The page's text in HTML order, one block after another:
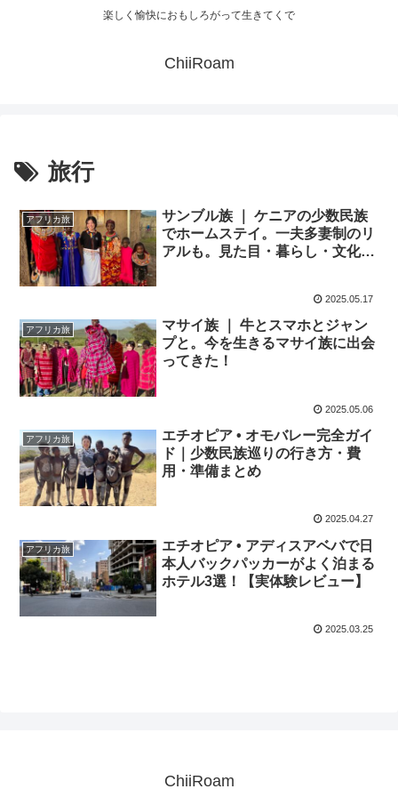
楽しく愉快におもしろがって生きてくで
ChiiRoam
旅行
アフリカ旅
サンブル族 ｜ ケニアの少数民族
でホームステイ。一夫多妻制のリ
アルも。見た目・暮らし・文化ま
2025.05.17
アフリカ旅
マサイ族 ｜ 牛とスマホとジャン
プと。今を生きるマサイ族に出会
ってきた！
2025.05.06
アフリカ旅
エチオピア • オモバレー完全ガイ
ド｜少数民族巡りの行き方・費
用・準備まとめ
2025.04.27
アフリカ旅
エチオピア • アディスアベバで日
本人バックパッカーがよく泊まる
ホテル3選！【実体験レビュー】
2025.03.25
ChiiRoam